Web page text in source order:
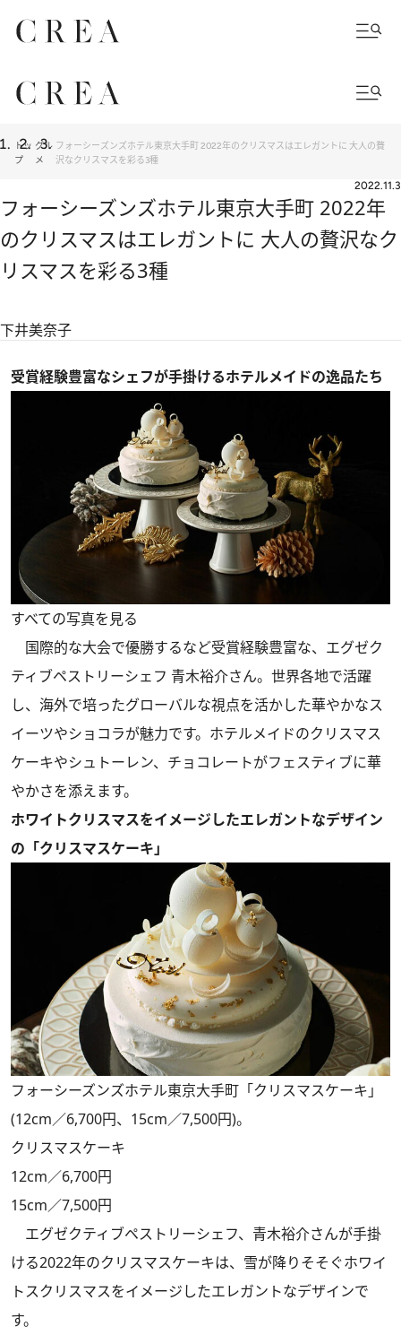
トッ
プ
グル
メ
フォーシーズンズホテル東京大手町 2022年のクリスマスはエレガントに 大人の贅
沢なクリスマスを彩る3種
2022.11.3
フォーシーズンズホテル東京大手町 2022年
のクリスマスはエレガントに 大人の贅沢なク
リスマスを彩る3種
下井美奈子
受賞経験豊富なシェフが手掛けるホテルメイドの逸品たち
すべての写真を見る
国際的な大会で優勝するなど受賞経験豊富な、エグゼク
ティブペストリーシェフ 青木裕介さん。世界各地で活躍
し、海外で培ったグローバルな視点を活かした華やかなス
イーツやショコラが魅力です。ホテルメイドのクリスマス
ケーキやシュトーレン、チョコレートがフェスティブに華
やかさを添えます。
ホワイトクリスマスをイメージしたエレガントなデザイン
の「クリスマスケーキ」
フォーシーズンズホテル東京大手町「クリスマスケーキ」
(12cm／6,700円、15cm／7,500円)。
クリスマスケーキ
12cm／6,700円
15cm／7,500円
エグゼクティブペストリーシェフ、青木裕介さんが手掛
ける2022年のクリスマスケーキは、雪が降りそそぐホワイ
トスクリスマスをイメージしたエレガントなデザインで
す。